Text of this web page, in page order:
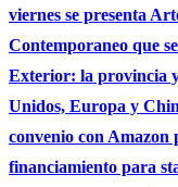
viernes se presenta
Contemporaneo que
Exterior: la provincia
Unidos, Europa y
convenio con Amazon
financiamiento para